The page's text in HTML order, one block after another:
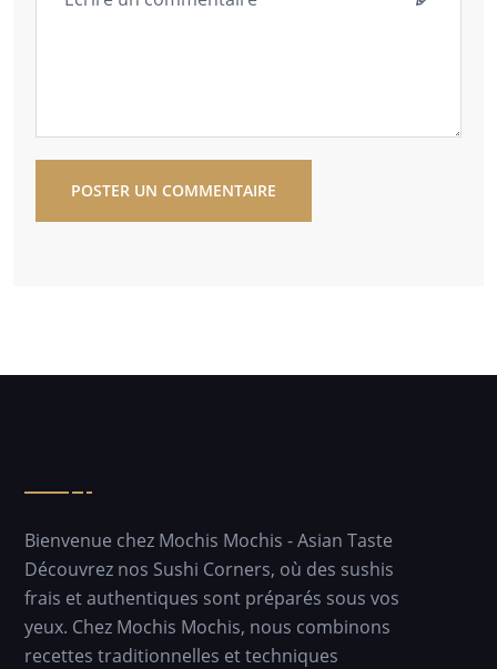
POSTER UN COMMENTAIRE
Bienvenue chez Mochis Mochis - Asian Taste
Découvrez nos Sushi Corners, où des sushis
frais et authentiques sont préparés sous vos
yeux. Chez Mochis Mochis, nous combinons
recettes traditionnelles et techniques